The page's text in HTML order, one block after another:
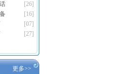
[26]
[16]
[07]
[27]
更多>>